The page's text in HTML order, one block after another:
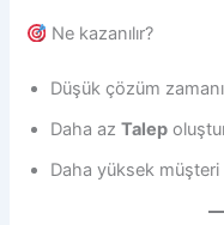
Ne kazanılır?
Düşük çözüm zamanı
Daha azTalep
Daha yüksek